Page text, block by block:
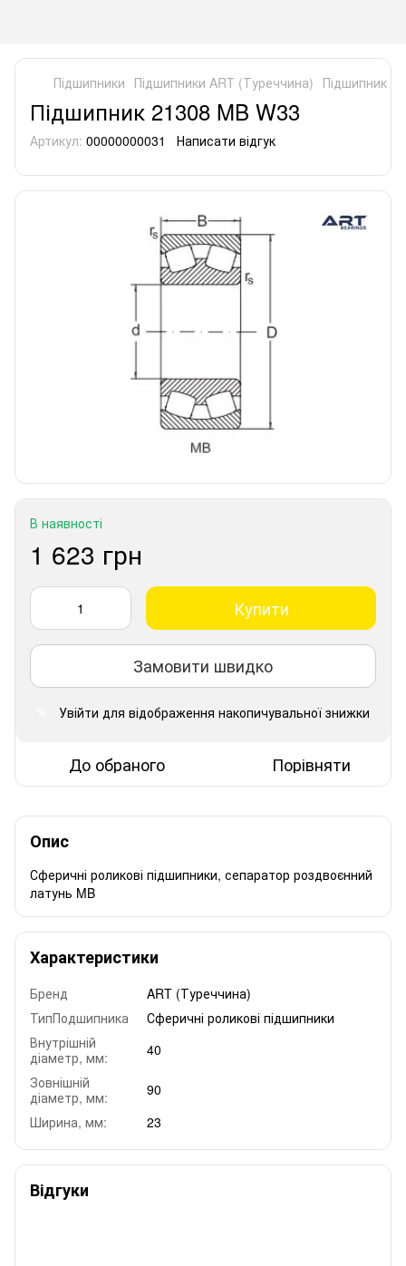
Підшипники Підшипники ART (Туреччина) Підшипник
Підшипник 21308 MB W33
Артикул: 00000000031 Написати відгук
В наявності
1 623 грн
Купити
Замовити швидко
Увійти для відображення накопичувальної знижки
До обраного Порівняти
Опис
Сферичні роликові підшипники, сепаратор роздвоєнний
латунь MB
Характеристики
Бренд
ART (Туреччина)
ТипПодшипника
Сферичні роликові підшипники
Внутрішній
діаметр, мм:
40
Зовнішній
діаметр, мм:
90
Ширина, мм:
23
Відгуки